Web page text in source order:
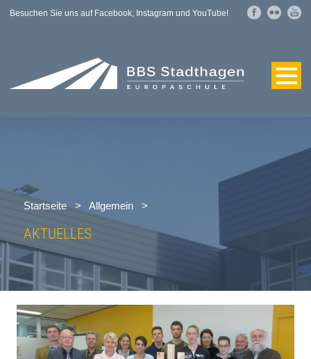
Besuchen Sie uns auf Facebook, Instagram und YouTube!
Startseite > Allgemein >
AKTUELLES